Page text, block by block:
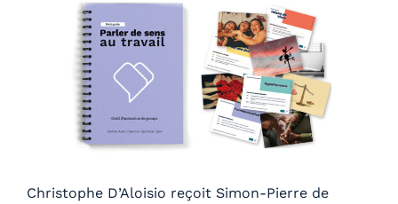
Christophe D’Aloisio reçoit Simon-Pierre de